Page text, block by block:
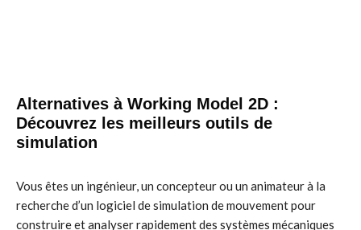
Alternatives à Working Model 2D :
Découvrez les meilleurs outils de
simulation
Vous êtes un ingénieur, un concepteur ou un animateur à la
recherche d’un logiciel de simulation de mouvement pour
construire et analyser rapidement des systèmes mécaniques